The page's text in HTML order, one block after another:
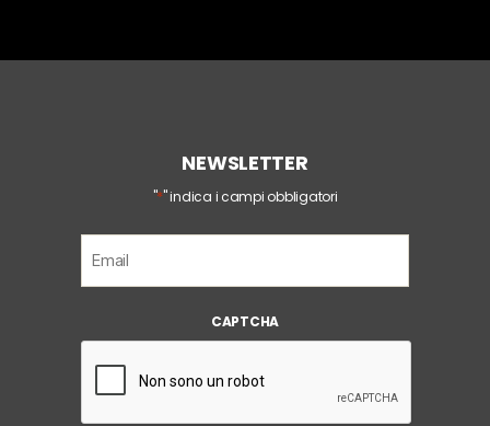
NEWSLETTER
"*" indica i campi obbligatori
a
l
*
CAPTCHA